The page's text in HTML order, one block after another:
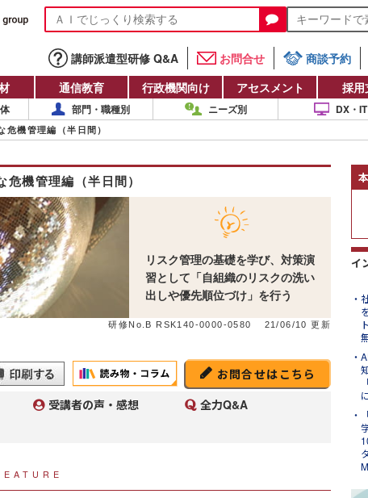
講師派遣型研修 Q&A お問合せ 商談予約
通信教育 行政機関向け アセスメント 採用
部門・職種別 ニーズ別 DX・IT
危機管理編（半日間）
危機管理編（半日間）
リスク管理の基礎を学び、対策演
習として「自組織のリスクの洗い
出しや優先順位づけ」を行う
研修No.B RSK140-0000-0580 21/06/10 更新
お問合せはこちら
受講者の声・感想
全力Q&A
イ